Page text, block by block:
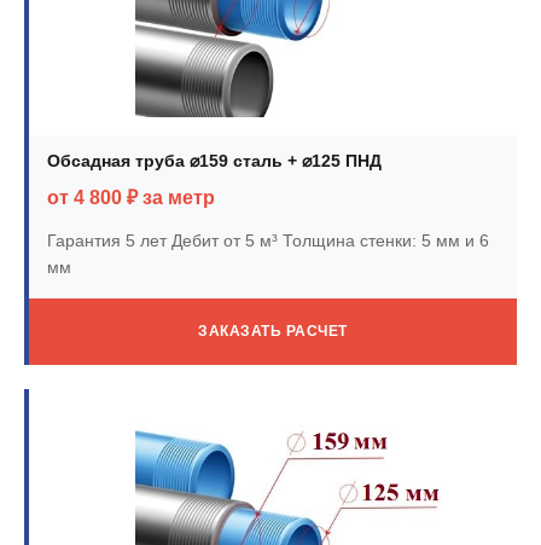
Обсадная труба ⌀159 сталь + ⌀125 ПНД
от 4 800 ₽ за метр
Гарантия 5 летДебит от 5 м³ Толщина стенки: 5 мм и 6
мм
ЗАКАЗАТЬ РАСЧЕТ